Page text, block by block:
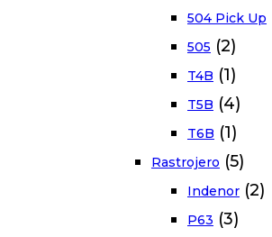
504 Pick Up
505 (2)
T4B (1)
T5B (4)
T6B (1)
Rastrojero (5)
Indenor (2)
P63 (3)